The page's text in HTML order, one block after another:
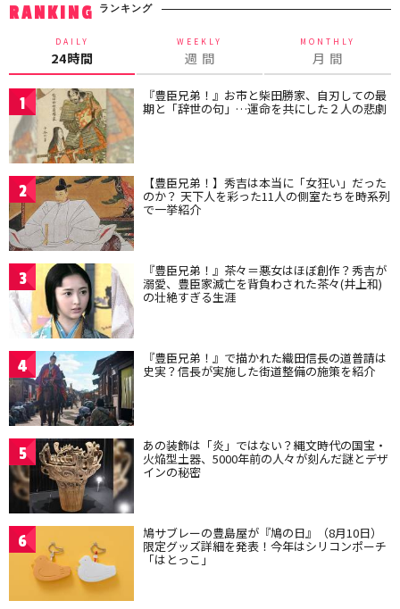
RANKING ランキング
DAILY
24時間
WEEKLY
週 間
MONTHLY
月 間
1 『豊臣兄弟！』お市と柴田勝家、自刃しての最
期と「辞世の句」…運命を共にした２人の悲劇
2 【豊臣兄弟！】秀吉は本当に「女狂い」だった
のか？ 天下人を彩った11人の側室たちを時系列
で一挙紹介
3 『豊臣兄弟！』茶々＝悪女はほぼ創作？秀吉が
溺愛、豊臣家滅亡を背負わされた茶々(井上和)
の壮絶すぎる生涯
4 『豊臣兄弟！』で描かれた織田信長の道普請は
史実？信長が実施した街道整備の施策を紹介
5 あの装飾は「炎」ではない？縄文時代の国宝・
火焔型土器、5000年前の人々が刻んだ謎とデザ
インの秘密
6 鳩サブレーの豊島屋が『鳩の日』（8月10日）
限定グッズ詳細を発表！今年はシリコンポーチ
「はとっこ」